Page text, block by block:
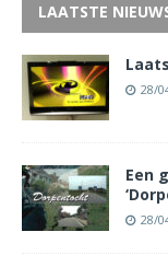
LAATSTE
28/
Een
28/